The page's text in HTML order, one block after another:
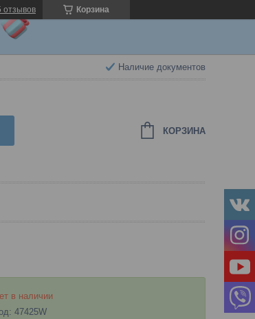
Корзина
отзывов
Наличие документов
КОРЗИНА
в наличии
47425W